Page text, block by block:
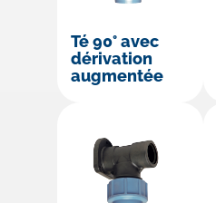
Té 90° avec
dérivation
augmentée